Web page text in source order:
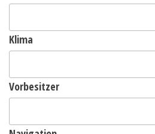
Klima
Vorbesitzer